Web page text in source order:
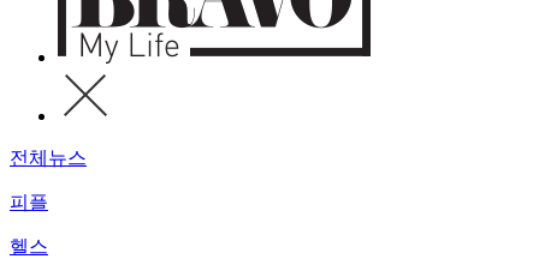
전체뉴스
피플
헬스